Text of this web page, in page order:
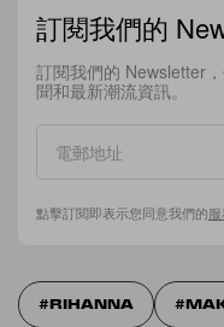
訂閱我們的
訂閱我們的 Newsletter
聞和最新潮流資訊。
點擊訂閱即表示您同意我們的
RIHANNA